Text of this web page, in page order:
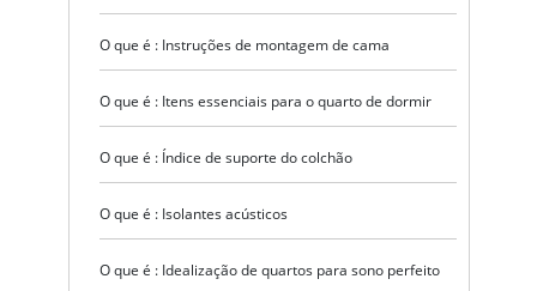
O que é : Instruções de montagem de cama
O que é : Itens essenciais para o quarto de dormir
O que é : Índice de suporte do colchão
O que é : Isolantes acústicos
O que é : Idealização de quartos para sono perfeito